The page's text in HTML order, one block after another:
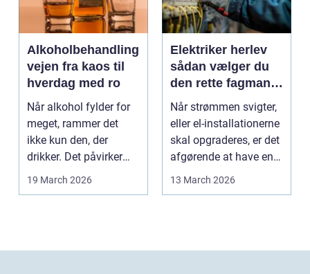
Alkoholbehandling
vejen fra kaos til
hverdag med ro
Når alkohol fylder for
meget, rammer det
ikke kun den, der
drikker. Det påvirker
også familie, arbej...
19 March 2026
Elektriker herlev
sådan vælger du
den rette fagmand
til dine el-opgaver
Når strømmen svigter,
eller el-installationerne
skal opgraderes, er det
afgørende at have en
pålidel...
13 March 2026